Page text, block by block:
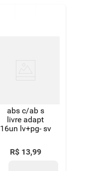
abs c/ab s
livre adapt
16un lv+pg- sv
R$ 13,99